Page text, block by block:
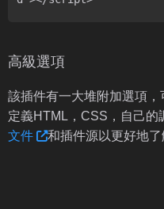
高級選項
該插件有一大堆附加選項
定義HTML，CSS，自己的
文件
和插件源以更好地了